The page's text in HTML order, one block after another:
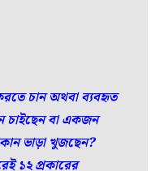
চান অথবা ব্যবহৃত
চাইছেন বা একজন
ভাড়া খুজছেন?
১২ প্রকারের